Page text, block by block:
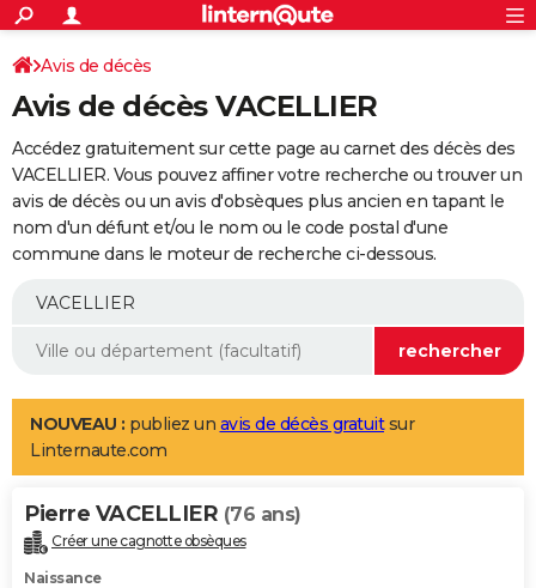
ACTUALITÉS
Politique
Société
Faits Divers
Education
Monde
Villes
+
SPORT
Coupe du monde 2026
Football
Tennis
Cyclisme
Rugby
Forum
Programme TV
TNT
Streaming
Cinéma
Sorties cinéma
Musique
+
FINANCE
Retraite
Epargne
Immobilier
Risques naturels par ville
Banque
Assurance
AUTO
Essais
Réserver un essai
Citadines
Berlines
SUV
Forum auto
+
Mobiles
Meilleur smartphone
Internet
Ordinateurs
Jeux vidéo
Guide high-tech
Aménagement intérieur
LIFESTYLE
Art de vivre
Bien-être
Loisirs
Mode
Modes de vie
Alimentation
Guide de la santé
Maladies
Médicaments
Sommeil
VOYAGE
Destinations
City break
Voyage nature
Voyage de noces
Forum
Climat
+PHOTO
Avis de décès
Avis de décès VACELLIER
Accédez gratuitement sur cette page au carnet des décès des
VACELLIER. Vous pouvez affiner votre recherche ou trouver un
avis de décès ou un avis d'obsèques plus ancien en tapant le
nom d'un défunt et/ou le nom ou le code postal d'une
commune dans le moteur de recherche ci-dessous.
NOUVEAU : publiez un avis de décès gratuitsur
Linternaute.com
Pierre VACELLIER (76 ans)
Créer une cagnotte obsèques
Naissance